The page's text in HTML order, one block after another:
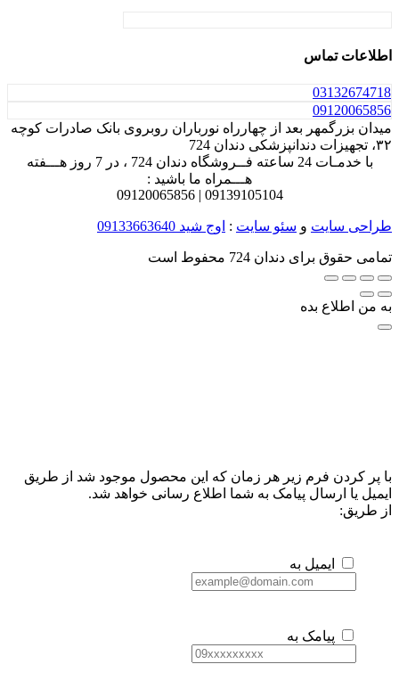
اطلاعات تماس
03132674718
09120065856
میدان بزرگمهر بعد از چهارراه نورباران روبروی بانک صادرات کوچه
۳۲، تجهیزات دندانپزشکی دندان 724
با خدمـات 24 ساعته فــروشگاه دندان 724 ، در 7 روز هـــفته
هـــمراه ما باشید :
09139105104 |
09120065856
طراحی سایت و سئو سایت : اوج شید 09133663640
تمامی حقوق برای دندان 724 محفوط است
به من اطلاع بده
با پر کردن فرم زیر هر زمان که این محصول موجود شد از طریق
ایمیل یا ارسال پیامک به شما اطلاع رسانی خواهد شد.
از طریق:
ایمیل به
پیامک به